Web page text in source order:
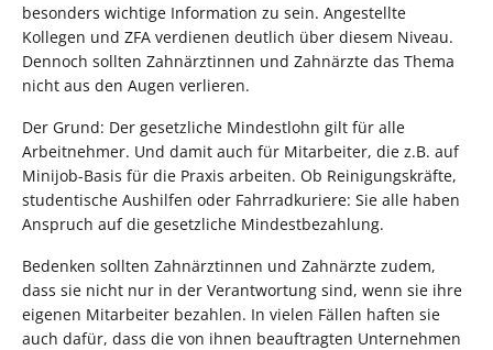
besonders wichtige Information zu sein. Angestellte
Kollegen und ZFA verdienen deutlich über diesem Niveau.
Dennoch sollten Zahnärztinnen und Zahnärzte das Thema
nicht aus den Augen verlieren.
Der Grund: Der gesetzliche Mindestlohn gilt für alle
Arbeitnehmer. Und damit auch für Mitarbeiter, die z.B. auf
Minijob-Basis für die Praxis arbeiten. Ob Reinigungskräfte,
studentische Aushilfen oder Fahrradkuriere: Sie alle haben
Anspruch auf die gesetzliche Mindestbezahlung.
Bedenken sollten Zahnärztinnen und Zahnärzte zudem,
dass sie nicht nur in der Verantwortung sind, wenn sie ihre
eigenen Mitarbeiter bezahlen. In vielen Fällen haften sie
auch dafür, dass die von ihnen beauftragten Unternehmen